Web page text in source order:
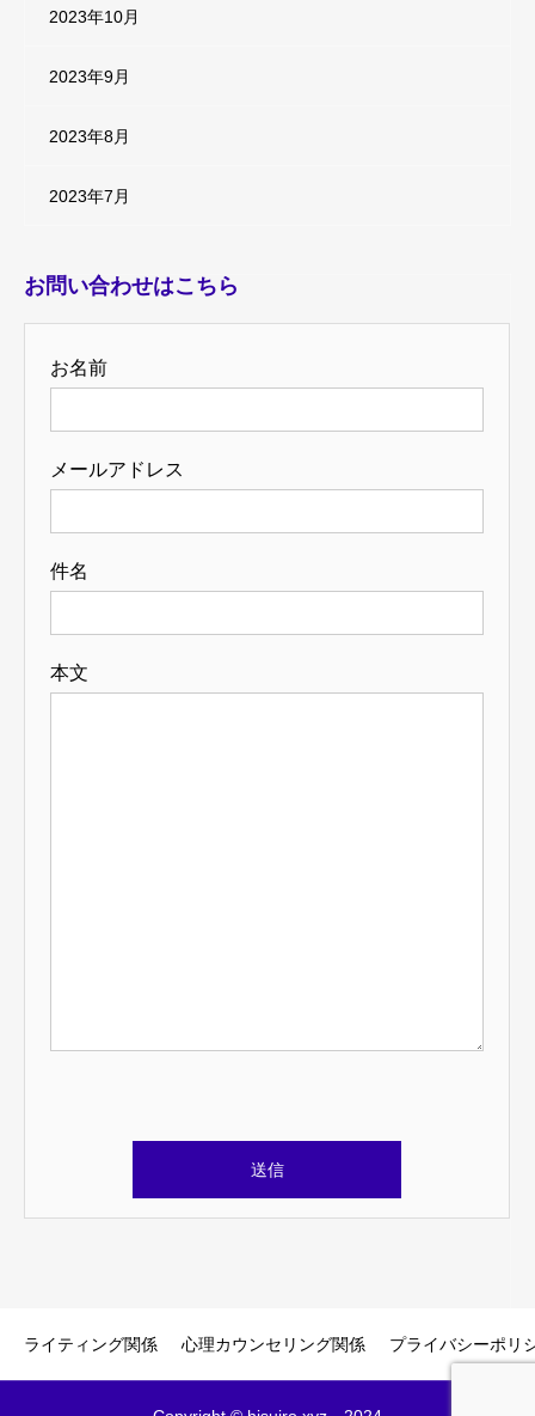
2023年10月
2023年9月
2023年8月
2023年7月
お問い合わせはこちら
お名前
メールアドレス
件名
本文
は
ライティング関係 心理カウンセリング関係 プライバシーポリ